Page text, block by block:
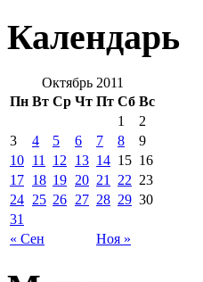
Календарь
Октябрь 2011
Пн Вт Ср Чт Пт Сб Вс
« Сен Ноя »
1
2
3
4 5 6 7 8
9
10 11 12 13 14 15 16
17 18 19 20 21 22 23
24 25 26 27 28 29 30
31